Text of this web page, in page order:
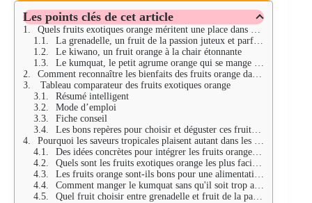
Les points clés de cet article
Quels fruits exotiques orange méritent une place dans une cuisine vivante
La grenadelle, un fruit de la passion juteux et parfumé
Le kiwano, un fruit orange à la chair étonnante
Le kumquat, le petit agrume orange qui se mange entier
Comment reconnaître les bienfaits des fruits orange dans une alimentation saine
Tableau comparateur des fruits exotiques orange
Résumé intelligent
Mode d’emploi
Fiche conseil
Les bons repères pour choisir et déguster ces fruits exotiques
Pourquoi les saveurs tropicales plaisent autant dans les cuisines de 2026
Des idées concrètes pour intégrer les fruits orange au menu de la semaine
Quels sont les fruits exotiques orange les plus faciles à découvrir ?
Les fruits orange sont-ils bons pour une alimentation saine ?
Comment manger le kumquat sans qu'il soit trop acide ?
Quel fruit choisir entre grenadelle et fruit de la passion ?